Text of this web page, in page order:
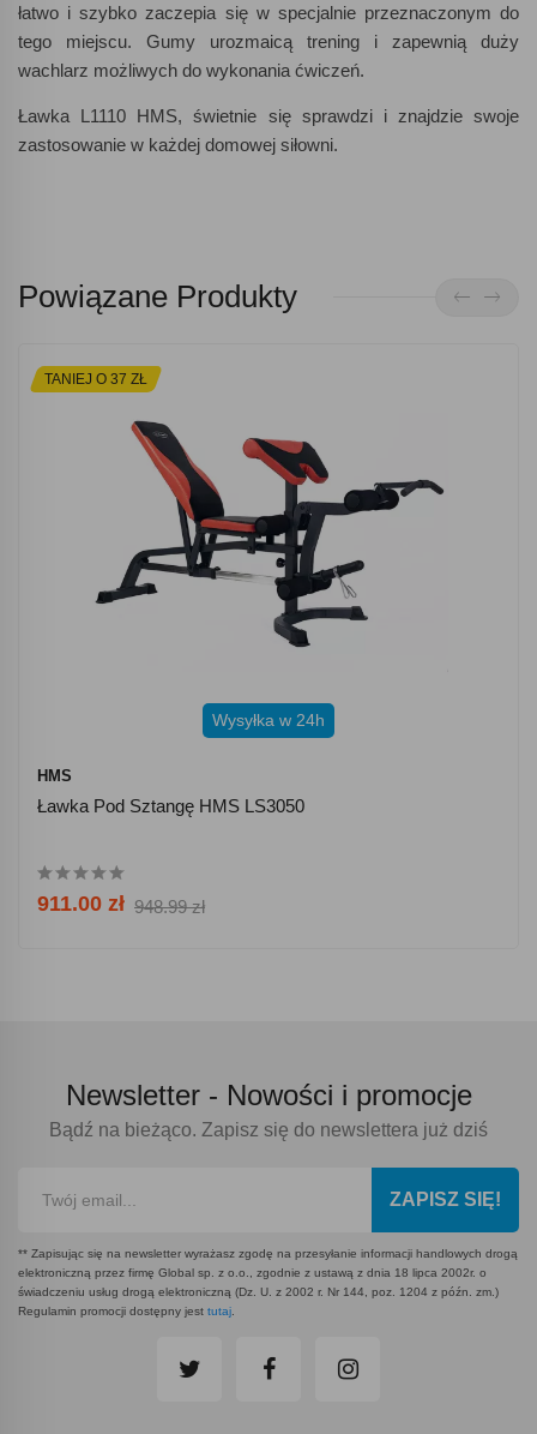
łatwo i szybko zaczepia się w specjalnie przeznaczonym do
tego miejscu. Gumy urozmaicą trening i zapewnią duży
wachlarz możliwych do wykonania ćwiczeń.
Ławka L1110 HMS, świetnie się sprawdzi i znajdzie swoje
zastosowanie w każdej domowej siłowni.
Powiązane Produkty
TANIEJ O 37 ZŁ
Wysyłka w 24h
HMS
Ławka Pod Sztangę HMS LS3050
911.00 zł 948.99 zł
Newsletter - Nowości i promocje
Bądź na bieżąco. Zapisz się do newslettera już dziś
ZAPISZ SIĘ!
** Zapisując się na newsletter wyrażasz zgodę na przesyłanie informacji handlowych drogą
elektroniczną przez firmę Global sp. z o.o., zgodnie z ustawą z dnia 18 lipca 2002r. o
świadczeniu usług drogą elektroniczną (Dz. U. z 2002 r. Nr 144, poz. 1204 z późn. zm.)
Regulamin promocji dostępny jest tutaj